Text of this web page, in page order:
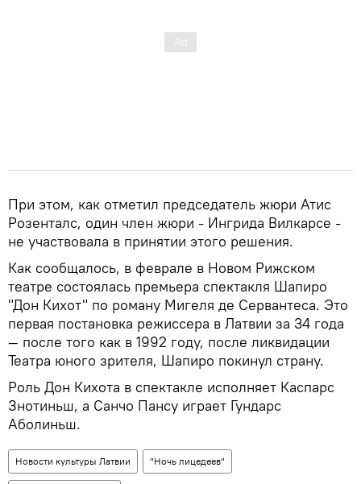
При этом, как отметил председатель жюри Атис
Розенталс, один член жюри - Ингрида Вилкарсе -
не участвовала в принятии этого решения.
Как сообщалось, в феврале в Новом Рижском
театре состоялась премьера спектакля Шапиро
"Дон Кихот" по роману Мигеля де Сервантеса. Это
первая постановка режиссера в Латвии за 34 года
— после того как в 1992 году, после ликвидации
Театра юного зрителя, Шапиро покинул страну.
Роль Дон Кихота в спектакле исполняет Каспарс
Знотиньш, а Санчо Пансу играет Гундарс
Аболиньш.
Новости культуры Латвии "Ночь лицедеев"